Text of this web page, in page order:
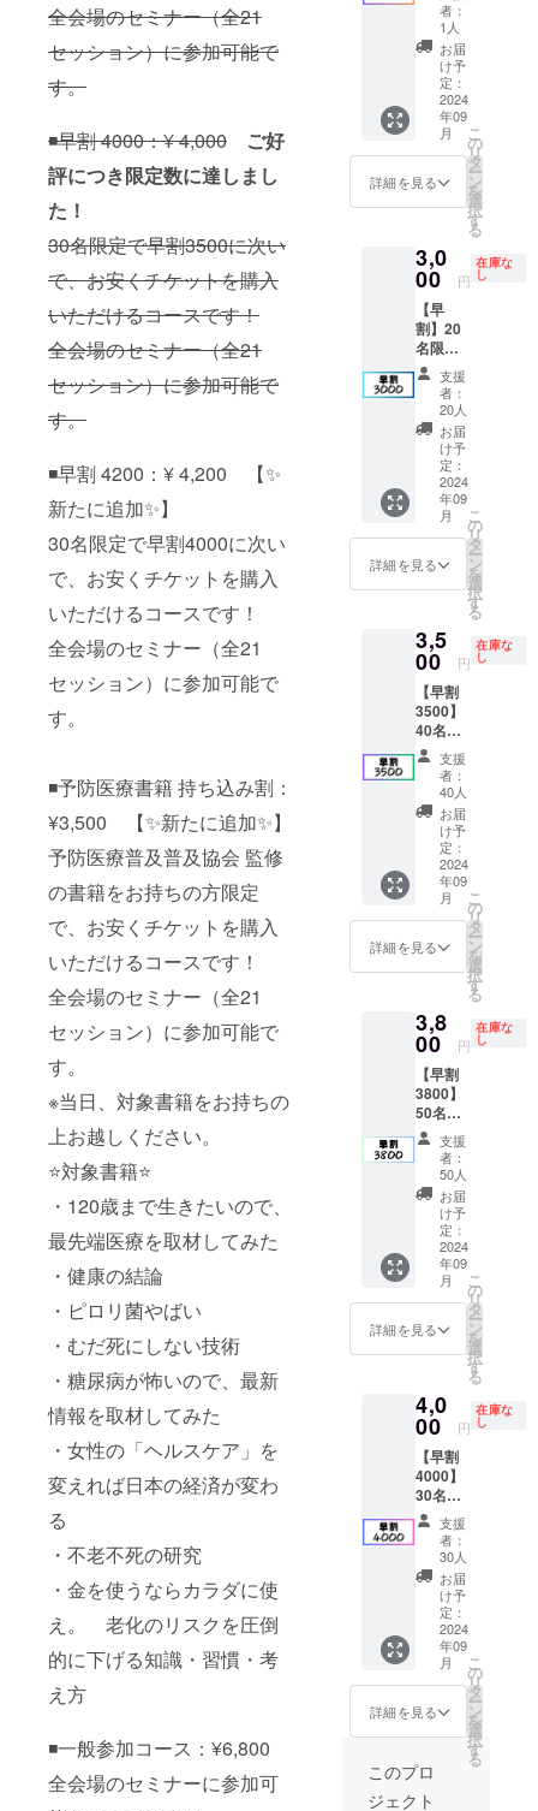
全会場のセミナー（全21
セッション）に参加可能で
す。
◾️早割 4000：¥ 4,000 ご好
評につき限定数に達しまし
た！
30名限定で早割3500に次い
で、お安くチケットを購入
いただけるコースです！
全会場のセミナー（全21
セッション）に参加可能で
す。
◾️早割 4200：¥ 4,200 【✨
新たに追加✨】
30名限定で早割4000に次い
で、お安くチケットを購入
いただけるコースです！
全会場のセミナー（全21
セッション）に参加可能で
す。
◾️予防医療書籍 持ち込み割：
¥3,500 【✨新たに追加✨】
予防医療普及普及協会 監修
の書籍をお持ちの方限定
で、お安くチケットを購入
いただけるコースです！
全会場のセミナー（全21
セッション）に参加可能で
す。
※当日、対象書籍をお持ちの
上お越しください。
⭐️対象書籍⭐️
・120歳まで生きたいので、
最先端医療を取材してみた
・健康の結論
・ピロリ菌やばい
・むだ死にしない技術
・糖尿病が怖いので、最新
情報を取材してみた
・女性の「ヘルスケア」を
変えれば日本の経済が変わ
る
・不老不死の研究
・金を使うならカラダに使
え。 老化のリスクを圧倒
的に下げる知識・習慣・考
え方
◾️一般参加コース：¥6,800
全会場のセミナーに参加可
の受診
をお勧
めいた
します
・ﾋﾟﾛﾘ
菌検
査：尿
をキッ
トで郵
送して
が返送
されま
す ・大
腸がん
検査：
便を
キット
で郵送
してい
ただく
ことで
結果が
返送さ
れます
・糖尿
病ﾘｽｸ検
査：尿
をキッ
いただ
くこと
で結果
が返送
されま
す ・梅
毒/HIV
検査：
血液を
使い、
自宅に
てその
場で結
果が示
されま
メッ
セージ
は備考
欄に300
字以内
でご記
載くだ
さい
す！ ※
当日、
時間指
定あ
り。詳
細は
メール
にてご
連絡い
たしま
す。 全
セミ
ナー
（全21
セッ
ショ
ン）に
参加可
能です
・日
時：
2024年
9月14日
（土曜
日）
10:00-
17:00
・場
ト 会
議棟 ・
連絡方
法：詳
細は
メール
でご連
絡いた
します
※会場ま
での交
通費や
滞在費
は各自
でご負
担くだ
さい
回イベ
ントで
セミ
ナーを
企画す
ること
ができ
ます ※
詳細は
メール
にてご
たしま
す。 全
会場の
セミ
ナー
（全21
セッ
ショ
ン）に
参加可
能です
・日
時：
2024年
9月14日
（土曜
日）
所：東
京ビッ
グサイ
ト 会
議棟 ・
連絡方
法：詳
細は
メール
でご連
絡いた
します
※会場ま
での交
通費や
滞在費
は各自
者：
1人
お届
け予
定：
2024
年09
月
詳細を見る
こ
の
リ
タ
ー
ン
を
選
択
す
る
3,0
00 円
在庫な
し
【早
割】20
名限定
でお安
くチ
ケット
を購入
いただ
ける大
変お得
なコー
スで
す！ 全
会場の
セミ
ナー
セッ
ショ
ン）に
参加可
能で
す。 ・
日時：
2024年
9月14日
（土曜
日）
10:00-
17:00
・場
所：東
京ビッ
グサイ
法：詳
細は
メール
でご連
絡いた
します
※会場ま
での交
通費や
滞在費
は各自
でご負
担くだ
さい
支援
者：
20人
お届
け予
定：
2024
年09
月
詳細を見る
こ
の
リ
タ
ー
ン
を
選
択
す
る
3,5
00 円
在庫な
し
【早割
3500】
40名限
定で早
割3000
に次い
で、お
安くチ
ケット
を購入
いただ
ける
コース
です！
全会場
のセミ
（全21
セッ
ショ
ン）に
参加可
能で
す。 ・
日時：
2024年
9月14日
（土曜
日）
10:00-
17:00
・場
所：東
京ビッ
連絡方
法：詳
細は
メール
でご連
絡いた
します
※会場ま
での交
通費や
滞在費
は各自
でご負
担くだ
さい
支援
者：
40人
お届
け予
定：
2024
年09
月
詳細を見る
こ
の
リ
タ
ー
ン
を
選
択
す
る
3,8
00 円
在庫な
し
【早割
3800】
50名限
定で早
割3500
に次い
で、お
安くチ
ケット
を購入
いただ
ける
コース
です！
全会場
のセミ
（全21
セッ
ショ
ン）に
参加可
能で
す。 ・
日時：
2024年
9月14日
（土曜
日）
10:00-
17:00
・場
所：東
京ビッ
議棟 ・
連絡方
法：詳
支援
者：
50人
お届
け予
定：
2024
年09
月
詳細を見る
こ
の
リ
タ
ー
ン
を
選
択
す
る
4,0
00 円
在庫な
し
【早割
4000】
30名限
定で
4,000円
とお安
くチ
ケット
を購入
いただ
ける
コース
です！
全会場
のセミ
ナー
（全21
セッ
ショ
支援
者：
30人
お届
け予
定：
2024
年09
月
詳細を見る
こ
の
リ
タ
ー
ン
を
選
択
す
る
このプロ
ジェクト